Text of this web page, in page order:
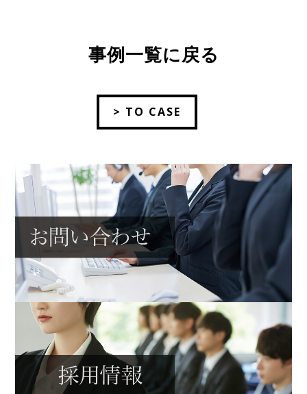
事例一覧に戻る
> TO CASE